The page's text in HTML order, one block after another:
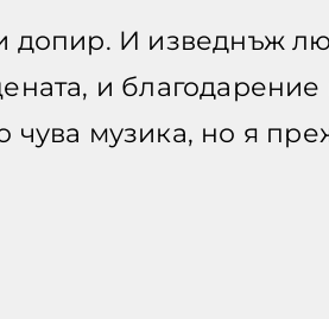
допир. И изведнъж
и благодарение
чува музика, но я